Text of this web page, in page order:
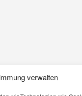
verwalten